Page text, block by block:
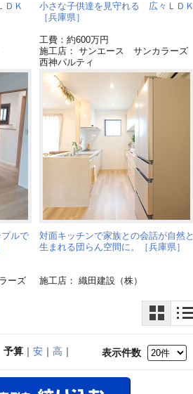
ＤＫ
小さな子供達を見守れる 広々ＬＤＫ
［兵庫県］
工費：約600万円
施工店： サンエース サンカラーズ
西神パルティ
ルで
ーズ
対面キッチンで家族との会話が自然と
生まれる団らん空間に。［兵庫県］
施工店： 織田建設（株）
表示件数
予算｜ 安｜ 高 ｜